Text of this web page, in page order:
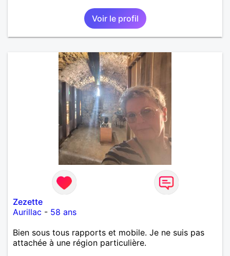
Voir le profil
Zezette
Aurillac - 58 ans
Bien sous tous rapports et mobile. Je ne suis pas
attachée à une région particulière.